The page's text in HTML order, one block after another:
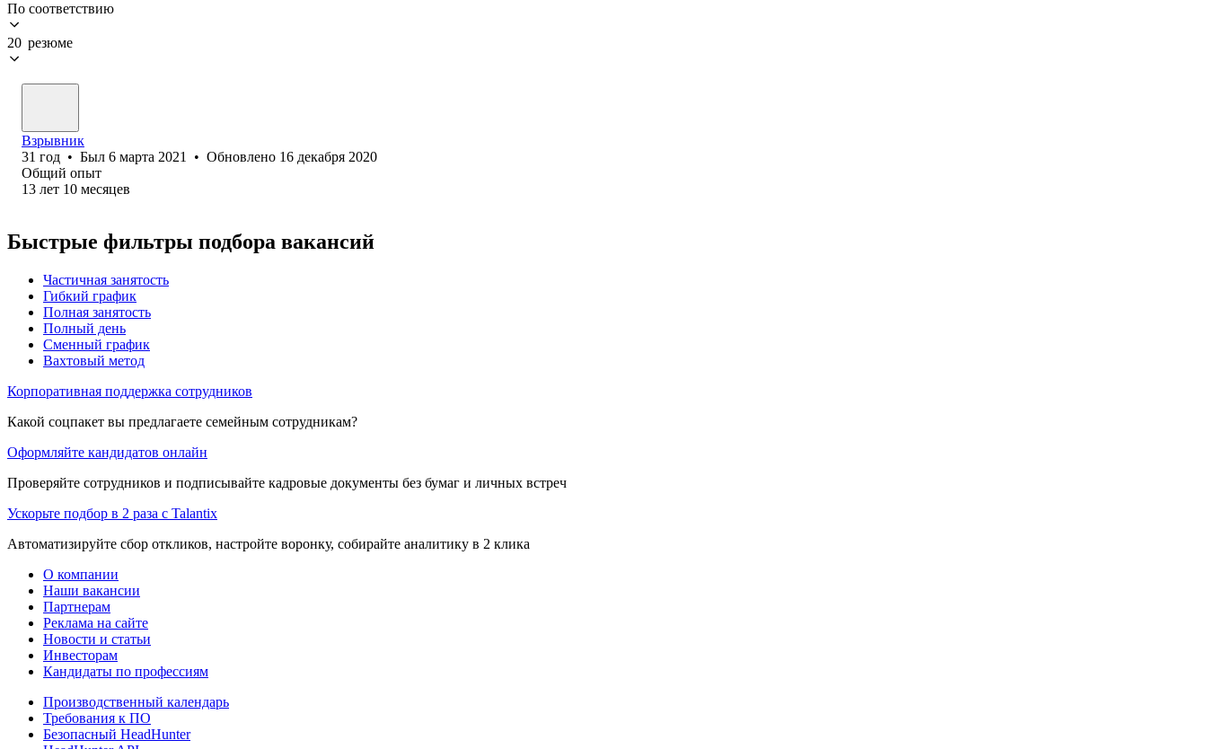
По соответствию
20 резюме
Взрывник
31 год • Был 6 марта 2021 • Обновлено 16 декабря 2020
Общий опыт
13 лет 10 месяцев
Быстрые фильтры подбора вакансий
Частичная занятость
Гибкий график
Полная занятость
Полный день
Сменный график
Вахтовый метод
Корпоративная поддержка сотрудников
Какой соцпакет вы предлагаете семейным сотрудникам?
Оформляйте кандидатов онлайн
Проверяйте сотрудников и подписывайте кадровые документы без бумаг и личных встреч
Ускорьте подбор в 2 раза с Talantix
Автоматизируйте сбор откликов, настройте воронку, собирайте аналитику в 2 клика
О компании
Наши вакансии
Партнерам
Реклама на сайте
Новости и статьи
Инвесторам
Кандидаты по профессиям
Производственный календарь
Требования к ПО
Безопасный HeadHunter